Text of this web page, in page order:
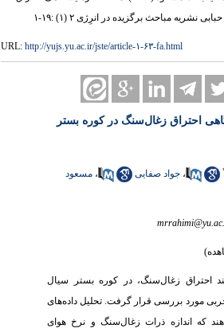
مباحث برگزیده در انرِژی ۲ (۱) :۱۹-۱
URL:http://yujs.yu.ac.ir/jste/article-۱-۶۳-fa.html
احتراق زغال‌سنگ در کوره بستر
،جواد صفایی ،مسعود
احتراق زغال‌سنگ، در کوره بستر سیال
مورد بررسی قرار گرفت. تحلیل داده‌های
که اندازه ذرات زغال‌سنگ و نرخ هوای